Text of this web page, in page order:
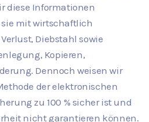
diese Informationen
mit wirtschaftlich
Diebstahl sowie
Kopieren,
Dennoch weisen wir
der elektronischen
zu 100 % sicher ist und
nicht garantieren können.